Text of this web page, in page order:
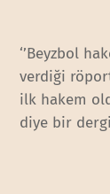
‘’Beyzbol
verdiği
ilk hakem
diye bir dergi